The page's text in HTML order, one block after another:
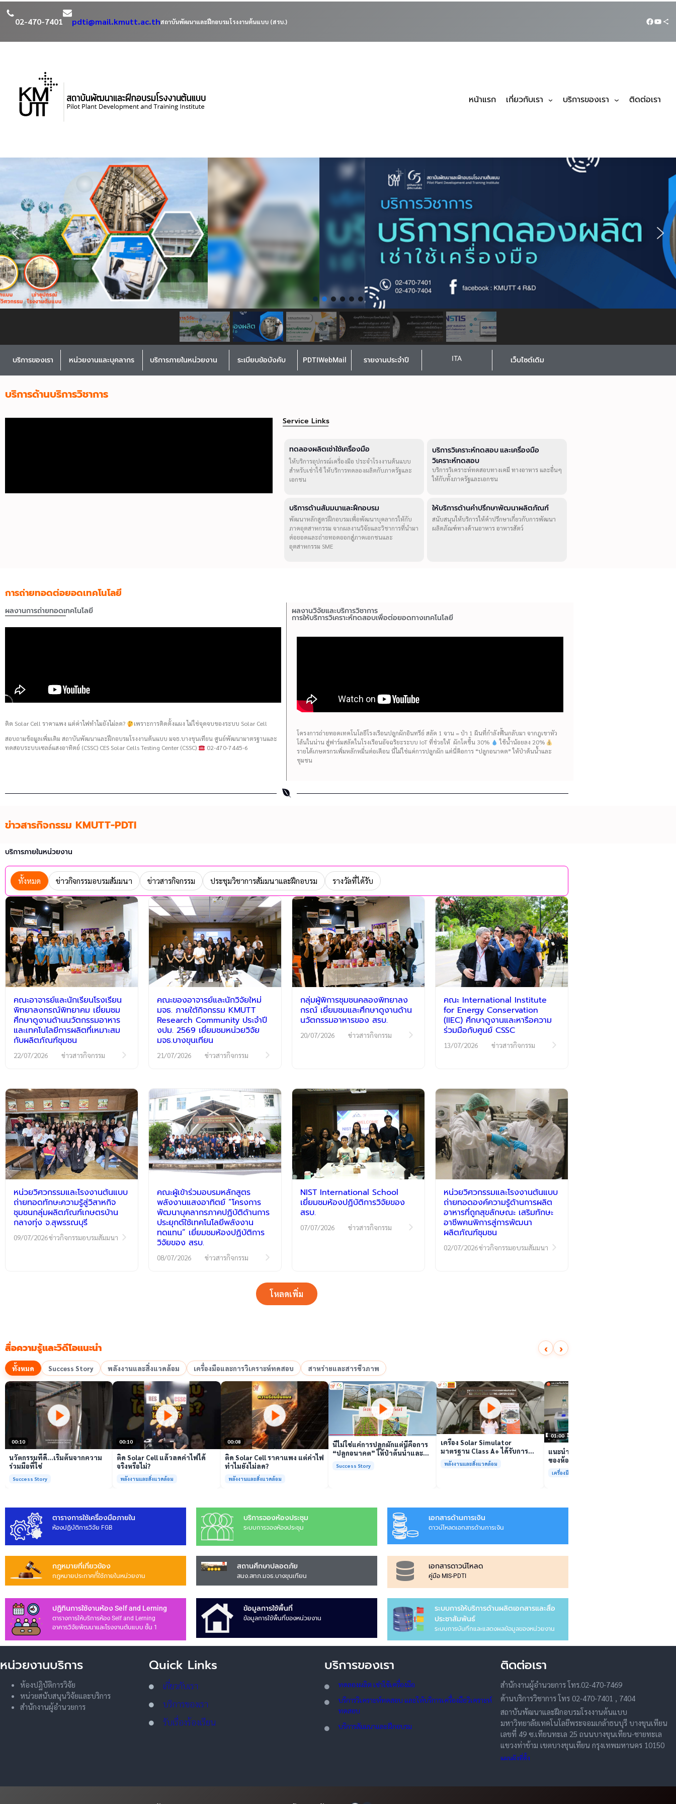
02-470-7401 pdti@mail.kmutt.ac.thสถาบันพัฒนาและฝึกอบรมโรงงานต้นแบบ (สรบ.)
หน้าแรก เกี่ยวกับเรา บริการของเรา ติดต่อเรา
บริการของเรา หน่วยงานและบุคลากร บริการภายในหน่วยงาน ระเบียบข้อบังคับ PDTIWebMail รายงานประจำปี ITA เว็บไซต์เดิม
บริการด้านบริการวิชาการ
Service Links
ทดลองผลิตเช่าใช้เครื่องมือ
ให้บริการอุปกรณ์เครื่องมือ ประจำโรงงานต้นแบบ
สำหรับเช่าใช้ ให้บริการทดลองผลิตกับภาครัฐและ
เอกชน
บริการวิเคราะห์ทดสอบ และเครื่องมือ
วิเคราะห์ทดสอบ
บริการวิเคราะห์ทดสอบทางเคมี ทางอาหาร และอื่นๆ
ให้กับทั้งภาครัฐและเอกชน
บริการด้านสัมมนาและฝึกอบรม
พัฒนาหลักสูตรฝึกอบรมเพื่อพัฒนาบุคลากรให้กับ
ภาคอุตสาหกรรม จากผลงานวิจัยและวิชาการที่นำมา
ต่อยอดและถ่ายทอดออกสู่ภาคเอกชนและ
อุตสาหกรรม SME
ให้บริการด้านคำปรึกษาพัฒนาผลิตภัณฑ์
สนับสนุนให้บริการให้คำปรึกษาเกี่ยวกับการพัฒนา
ผลิตภัณฑ์ทางด้านอาหาร อาหารสัตว์
การถ่ายทอดต่อยอดเทคโนโลยี
ผลงานการถ่ายทอดเทคโนโลยี
ติด Solar Cell ราคาแพง แต่ค่าไฟทำไมยังไม่ลด?
เพราะการติดตั้งแผง ไม่ใช่จุดจบของระบบ Solar Cell
สอบถามข้อมูลเพิ่มเติม สถาบันพัฒนาและฝึกอบรมโรงงานต้นแบบ มจธ.บางขุนเทียน ศูนย์พัฒนามาตรฐานและ
ทดสอบระบบเซลล์แสงอาทิตย์ (CSSC) CES Solar Cells Testing Center (CSSC)
02-470-7445-6
ผลงานวิจัยและบริการวิชาการ
การให้บริการวิเคราะห์ทดสอบเพื่อต่อยอดทางเทคโนโลยี
โครงการถ่ายทอดเทคโนโลยีโรงเรือนปลูกผักอินทรีย์ สลัด 1 จาน = ป่า 1 ผืนที่กำลังฟื้นกลับมา จากภูเขาหัว
โล้นในน่าน สู่ฟาร์มสลัดในโรงเรือนอัจฉริยะระบบ IoT ที่ช่วยให้ ผักโตขึ้น 30%
ใช้น้ำน้อยลง 20%
รายได้เกษตรกรเพิ่มหลักหมื่นต่อเดือน นี่ไม่ใช่แค่การปลูกผัก แต่นี่คือการ “ปลูกอนาคต” ให้ป่าต้นน้ำและ
ชุมชน
ข่าวสารกิจกรรม KMUTT-PDTI
บริการภายในหน่วยงาน
ทั้งหมด ข่าวกิจกรรมอบรมสัมมนา ข่าวสารกิจกรรม ประชุมวิชาการสัมมนาและฝึกอบรม รางวัลที่ได้รับ
คณะอาจารย์และนักเรียนโรงเรียน
พิทยาลงกรณ์พิทยาคม เยี่ยมชม
ศึกษาดูงานด้านนวัตกรรมอาหาร
และเทคโนโลยีการผลิตที่เหมาะสม
กับผลิตภัณฑ์ชุมชน
22/07/2026 ข่าวสารกิจกรรม
คณะของอาจารย์และนักวิจัยใหม่
มจธ. ภายใต้กิจกรรม KMUTT
Research Community ประจำปี
งปม. 2569 เยี่ยมชมหน่วยวิจัย
มจธ.บางขุนเทียน
21/07/2026 ข่าวสารกิจกรรม
กลุ่มผู้พิการชุมชนคลองพิทยาลง
กรณ์ เยี่ยมชมและศึกษาดูงานด้าน
นวัตกรรมอาหารของ สรบ.
20/07/2026 ข่าวสารกิจกรรม
คณะ International Institute
for Energy Conservation
(IIEC) ศึกษาดูงานและหารือความ
ร่วมมือกับศูนย์ CSSC
13/07/2026 ข่าวสารกิจกรรม
หน่วยวิศวกรรมและโรงงานต้นแบบ
ถ่ายทอดทักษะความรู้สู่วิสาหกิจ
ชุมชนกลุ่มผลิตภัณฑ์เกษตรบ้าน
กลางทุ่ง จ.สุพรรณบุรี
09/07/2026ข่าวกิจกรรมอบรมสัมมนา
คณะผู้เข้าร่วมอบรมหลักสูตร
พลังงานแสงอาทิตย์ “โครงการ
พัฒนาบุคลากรภาคปฏิบัติด้านการ
ประยุกต์ใช้เทคโนโลยีพลังงาน
ทดแทน” เยี่ยมชมห้องปฏิบัติการ
วิจัยของ สรบ.
08/07/2026 ข่าวสารกิจกรรม
NIST International School
เยี่ยมชมห้องปฏิบัติการวิจัยของ
สรบ.
07/07/2026 ข่าวสารกิจกรรม
หน่วยวิศวกรรมและโรงงานต้นแบบ
ถ่ายทอดองค์ความรู้ด้านการผลิต
อาหารที่ถูกสุขลักษณะ เสริมทักษะ
อาชีพคนพิการสู่การพัฒนา
ผลิตภัณฑ์ชุมชน
02/07/2026ข่าวกิจกรรมอบรมสัมมนา
โหลดเพิ่ม
สื่อความรู้และวิดีโอแนะนำ ‹ ›
ทั้งหมด Success Story พลังงานและสิ่งแวดล้อม เครื่องมือและการวิเคราะห์ทดสอบ สาหร่ายและสารชีวภาพ
เล่นวิดีโอ
00:10
นวัตกรรมที่ดี…เริ่มต้นจากความ
ร่วมมือที่ใช่
Success Story
เล่นวิดีโอ
00:10
ติด Solar Cell แล้วลดค่าไฟได้
จริงหรือไม่?
พลังงานและสิ่งแวดล้อม
เล่นวิดีโอ
00:08
ติด Solar Cell ราคาแพง แต่ค่าไฟ
ทำไมยังไม่ลด?
พลังงานและสิ่งแวดล้อม
เล่นวิดีโอ
นี่ไม่ใช่แค่การปลูกผักแต่นี่คือการ
“ปลูกอนาคต” ให้ป่าต้นน้ำและ
Success Story
เล่นวิดีโอ
เครื่อง Solar Simulator
มาตรฐาน Class A+ ได้รับการ
รับรองมาตรฐาน ISO/IEC17025
พร้อมให้บริการแล้ว
พลังงานและสิ่งแวดล้อม
01:00
แนะนำเครื่องมือวิเคราะห์ทดสอบ
ของห้องปฏิบัติการกลางเพื่อการ
วิเคราะห์กระบวนการและสิ่ง
แวดล้อม สรบ.มจธ.
เครื่องมือและการวิเคราะห์ทดสอบ
ตารางการใช้เครื่องมือภายใน
ห้องปฏิบัติการวิจัย FGB
บริการจองห้องประชุม
ระบบการจองห้องประชุม
เอกสารด้านการเงิน
ดาวน์โหลดเอกสารด้านการเงิน
กฎหมายที่เกี่ยวข้อง
กฎหมายประกาศทีี่ใช้ภายในหน่วยงาน
สถานศึกษาปลอดภัย
สนง.สทภ.มจธ.บางขุนเทียน
เอกสารดาวน์โหลด
คู่มือ MIS-PDTI
ปฏิทินการใช้งานห้อง Self and Lerning
ตารางการให้บริการห้อง Self and Lerning
อาคารวิจัยพัฒนาและโรงงานต้นแบบ ชั้น 1
ข้อมูลการใช้พื้นที่
ข้อมูลการใช้พื้นที่ของหน่วยงาน
ระบบการให้บริการด้านผลิตเอกสารและสื่อ
ประชาสัมพันธ์
ระบบการบันทึกและแสดงผลข้อมูลของหน่วยงาน
หน่วยงานบริการ
ห้องปฏิบัติการวิจัย
หน่วยสนับสนุนวิจัยและบริการ
สำนักงานผู้อำนวยการ
Quick Links
เกี่ยวกับเรา
บริการของเรา
รับเรื่องร้องเรียน
บริการของเรา
ทดลองผลิต เช่าใช้เครื่องมือ
บริการวิเคราะห์ทดสอบ และให้บริการเครื่องมือวิเคราะห์
ทดสอบ
บริการสัมมนาและฝึกอบรม
ติดต่อเรา
สำนักงานผู้อำนวยการ โทร.02-470-7469
ด้านบริการวิชาการ โทร 02-470-7401 , 7404
สถาบันพัฒนาและฝึกอบรมโรงงานต้นแบบ
มหาวิทยาลัยเทคโนโลยีพระจอมเกล้าธนบุรี บางขุนเทียน
เลขที่ 49 ซ.เทียนทะเล 25 ถนนบางขุนเทียน-ชายทะเล
แขวงท่าข้าม เขตบางขุนเทียน กรุงเทพมหานคร 10150
แผนผังที่ตั้ง